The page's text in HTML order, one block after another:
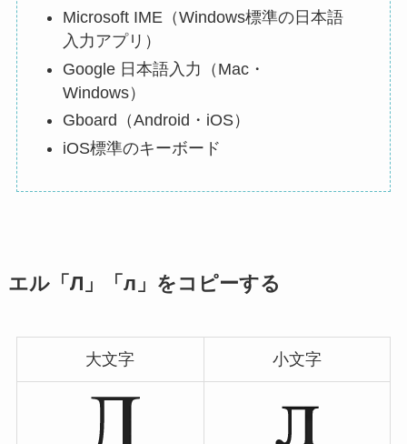
Microsoft IME（Windows標準の日本語
入力アプリ）
Google 日本語入力（Mac・
Windows）
Gboard（Android・iOS）
iOS標準のキーボード
エル「Л」「л」をコピーする
大文字 小文字